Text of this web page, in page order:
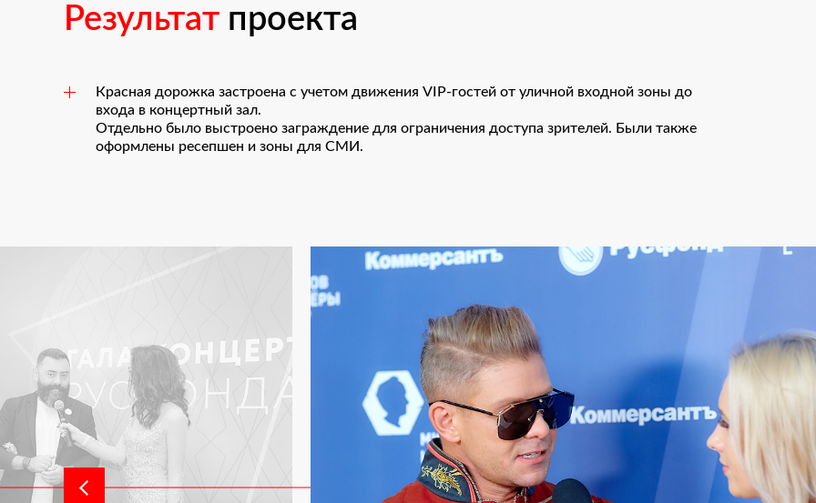
Результат проекта
Красная дорожка застроена с учетом движения VIP-гостей от уличной входной зоны до
входа в концертный зал.
Отдельно было выстроено заграждение для ограничения доступа зрителей. Были также
оформлены ресепшен и зоны для СМИ.
Спасибо!
Мы свяжемся с Вами в ближайшее
время